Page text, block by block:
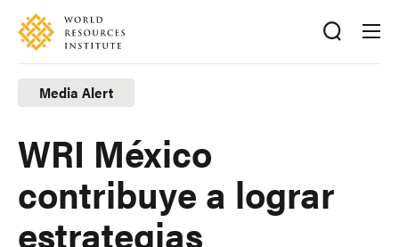
Skip
main
content
Accessibility
Media Alert
WRI México
contribuye a lograr
estrategias